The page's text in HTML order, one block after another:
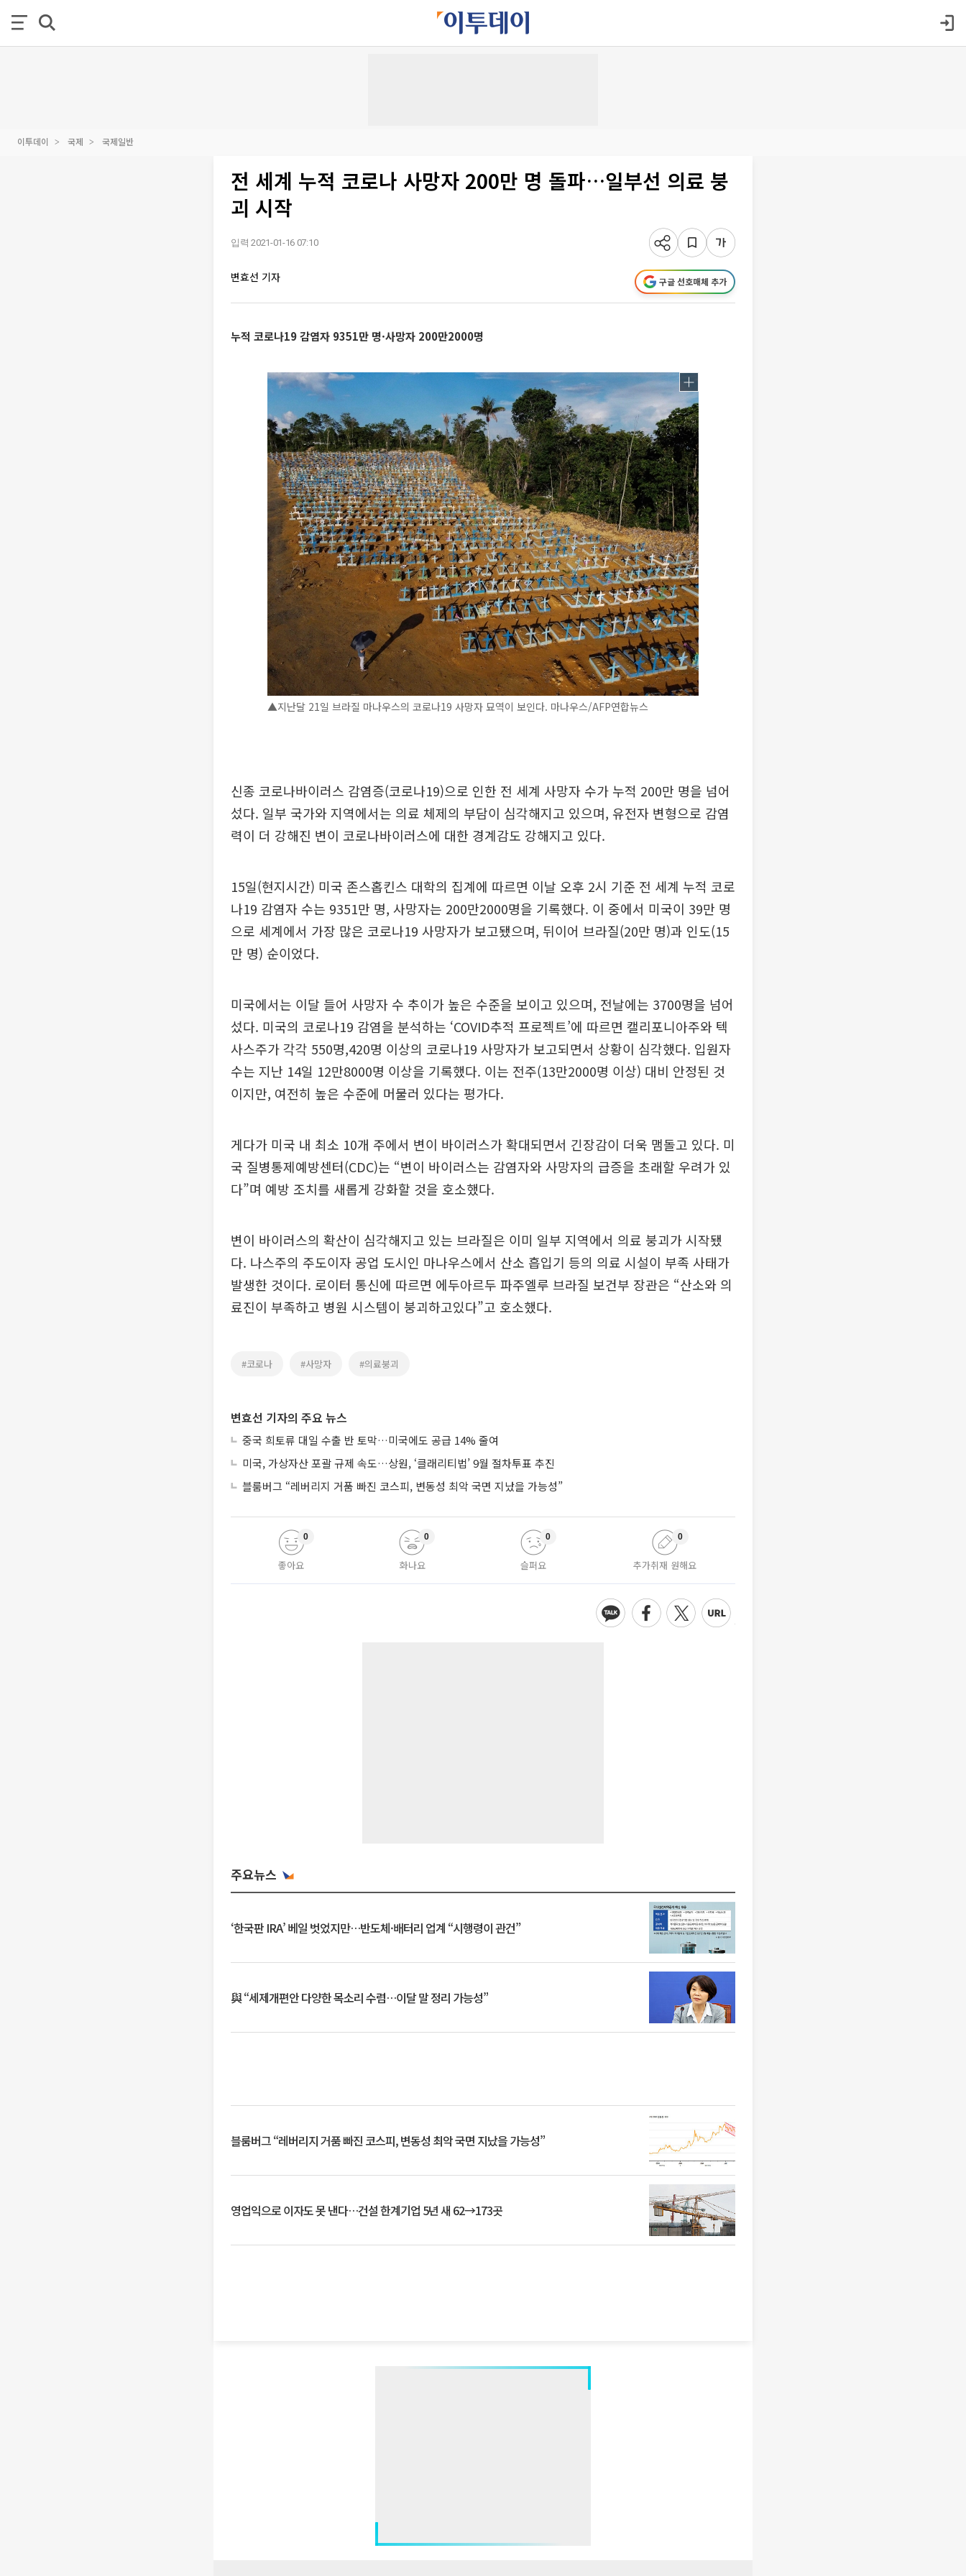
이투데이 국제 국제일반
전 세계 누적 코로나 사망자 200만 명 돌파…일부선 의료 붕
괴 시작
입력 2021-01-16 07:10
변효선 기자 구글 선호매체 추가
누적 코로나19 감염자 9351만 명·사망자 200만2000명
▲지난달 21일 브라질 마나우스의 코로나19 사망자 묘역이 보인다. 마나우스/AFP연합뉴스
신종 코로나바이러스 감염증(코로나19)으로 인한 전 세계 사망자 수가 누적 200만 명을 넘어
섰다. 일부 국가와 지역에서는 의료 체제의 부담이 심각해지고 있으며, 유전자 변형으로 감염
력이 더 강해진 변이 코로나바이러스에 대한 경계감도 강해지고 있다.
15일(현지시간) 미국 존스홉킨스 대학의 집계에 따르면 이날 오후 2시 기준 전 세계 누적 코로
나19 감염자 수는 9351만 명, 사망자는 200만2000명을 기록했다. 이 중에서 미국이 39만 명
으로 세계에서 가장 많은 코로나19 사망자가 보고됐으며, 뒤이어 브라질(20만 명)과 인도(15
만 명) 순이었다.
미국에서는 이달 들어 사망자 수 추이가 높은 수준을 보이고 있으며, 전날에는 3700명을 넘어
섰다. 미국의 코로나19 감염을 분석하는 ‘COVID추적 프로젝트’에 따르면 캘리포니아주와 텍
사스주가 각각 550명,420명 이상의 코로나19 사망자가 보고되면서 상황이 심각했다. 입원자
수는 지난 14일 12만8000명 이상을 기록했다. 이는 전주(13만2000명 이상) 대비 안정된 것
이지만, 여전히 높은 수준에 머물러 있다는 평가다.
게다가 미국 내 최소 10개 주에서 변이 바이러스가 확대되면서 긴장감이 더욱 맴돌고 있다. 미
국 질병통제예방센터(CDC)는 “변이 바이러스는 감염자와 사망자의 급증을 초래할 우려가 있
다”며 예방 조치를 새롭게 강화할 것을 호소했다.
변이 바이러스의 확산이 심각해지고 있는 브라질은 이미 일부 지역에서 의료 붕괴가 시작됐
다. 나스주의 주도이자 공업 도시인 마나우스에서 산소 흡입기 등의 의료 시설이 부족 사태가
발생한 것이다. 로이터 통신에 따르면 에두아르두 파주엘루 브라질 보건부 장관은 “산소와 의
료진이 부족하고 병원 시스템이 붕괴하고있다”고 호소했다.
#코로나 #사망자 #의료붕괴
변효선 기자의 주요 뉴스
중국 희토류 대일 수출 반 토막…미국에도 공급 14% 줄여
미국, 가상자산 포괄 규제 속도…상원, ‘클래리티법’ 9월 절차투표 추진
블룸버그 “레버리지 거품 빠진 코스피, 변동성 최악 국면 지났을 가능성”
좋아요
0
화나요
0
슬퍼요
0
추가취재 원해요
0
주요뉴스
‘한국판 IRA’ 베일 벗었지만…반도체·배터리 업계 “시행령이 관건”
與 “세제개편안 다양한 목소리 수렴…이달 말 정리 가능성”
블룸버그 “레버리지 거품 빠진 코스피, 변동성 최악 국면 지났을 가능성”
영업익으로 이자도 못 낸다…건설 한계기업 5년 새 62→173곳